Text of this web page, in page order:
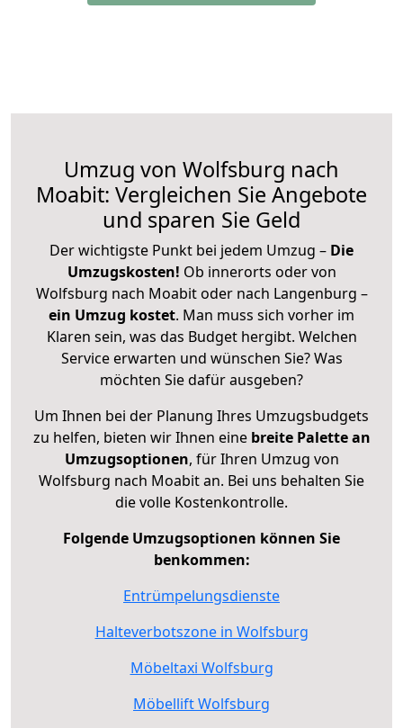
Umzug von Wolfsburg nach
Moabit: Vergleichen Sie Angebote
und sparen Sie Geld
Der wichtigste Punkt bei jedem Umzug – Die
Umzugskosten! Ob innerorts oder von
Wolfsburg nach Moabit oder nach Langenburg –
ein Umzug kostet. Man muss sich vorher im
Klaren sein, was das Budget hergibt. Welchen
Service erwarten und wünschen Sie? Was
möchten Sie dafür ausgeben?
Um Ihnen bei der Planung Ihres Umzugsbudgets
zu helfen, bieten wir Ihnen eine breite Palette an
Umzugsoptionen, für Ihren Umzug von
Wolfsburg nach Moabit an. Bei uns behalten Sie
die volle Kostenkontrolle.
Folgende Umzugsoptionen können Sie
benkommen:
Entrümpelungsdienste
Halteverbotszone in Wolfsburg
Möbeltaxi Wolfsburg
Möbellift Wolfsburg